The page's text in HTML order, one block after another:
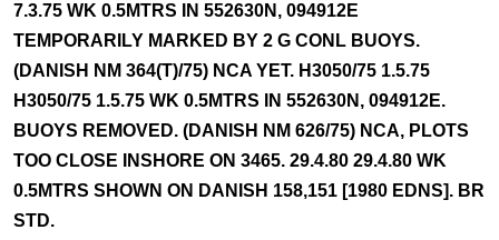
7.3.75 WK 0.5MTRS IN 552630N, 094912E
TEMPORARILY MARKED BY 2 G CONL BUOYS.
(DANISH NM 364(T)/75) NCA YET. H3050/75 1.5.75
H3050/75 1.5.75 WK 0.5MTRS IN 552630N, 094912E.
BUOYS REMOVED. (DANISH NM 626/75) NCA, PLOTS
TOO CLOSE INSHORE ON 3465. 29.4.80 29.4.80 WK
0.5MTRS SHOWN ON DANISH 158,151 [1980 EDNS]. BR
STD.